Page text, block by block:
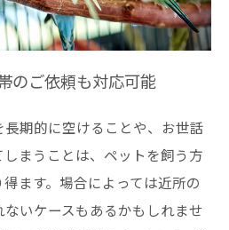
のご依頼も対応可能
期的に空けることや、お世話
まうことは、ペットを飼う方
ます。場合によっては近所の
いケースもあるかもしれませ